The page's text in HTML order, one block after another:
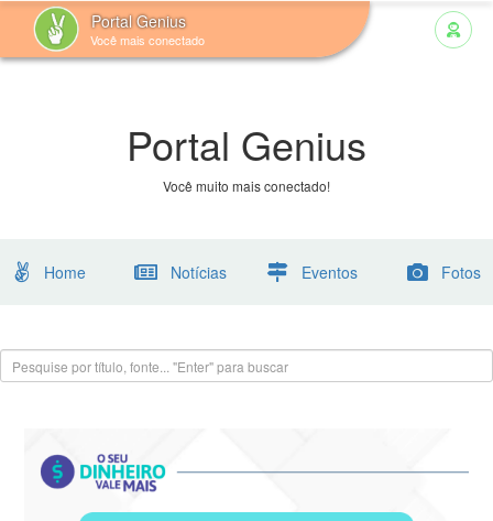
Portal Genius
Você mais conectado
Portal Genius
Você muito mais conectado!
Home Notícias Eventos Fotos